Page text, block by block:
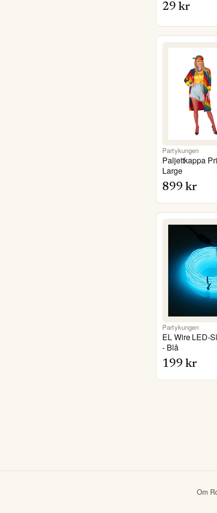
29 kr
Partykungen
Paljettkappa
Large
899 kr
Partykungen
EL Wire LED-
- Blå
199 kr
Om